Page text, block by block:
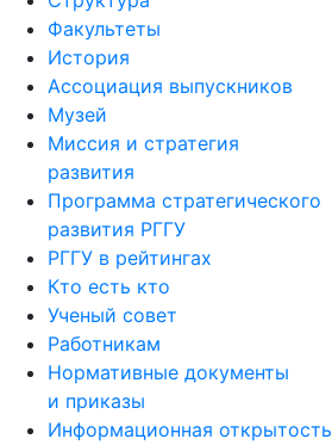
Факультеты
История
Ассоциация выпускников
Музей
Миссия и стратегия
развития
Программа стратегического
развития РГГУ
РГГУ в рейтингах
Кто есть кто
Ученый совет
Работникам
Нормативные документы
и приказы
Информационная открытость